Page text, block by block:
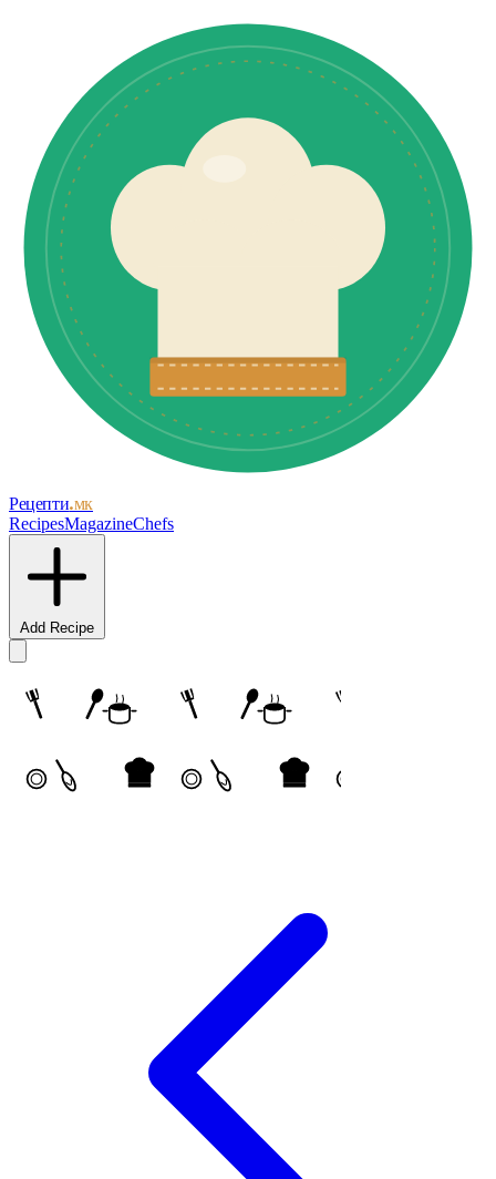
Рецепти.мк
RecipesMagazineChefs
Add Recipe